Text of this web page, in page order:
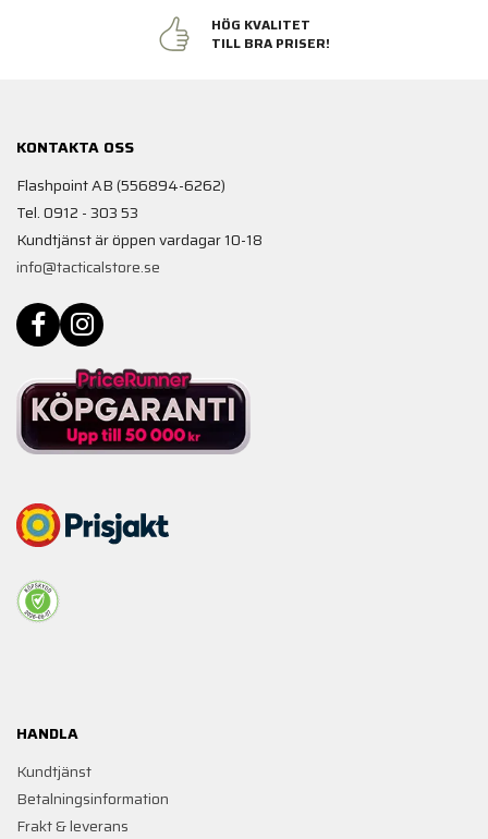
HÖG KVALITET
TILL BRA PRISER!
KONTAKTA OSS
Flashpoint AB (556894-6262)
Tel. 0912 - 303 53
Kundtjänst är öppen vardagar 10-18
info@tacticalstore.se
HANDLA
Kundtjänst
Betalningsinformation
Frakt & leverans